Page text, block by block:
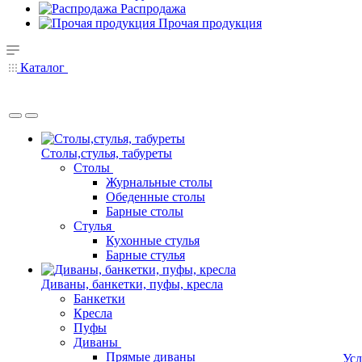
Распродажа
Прочая продукция
Каталог
Столы,стулья, табуреты
Столы
Журнальные столы
Обеденные столы
Барные столы
Стулья
Кухонные стулья
Барные стулья
Диваны, банкетки, пуфы, кресла
Банкетки
Кресла
Пуфы
Диваны
Прямые диваны